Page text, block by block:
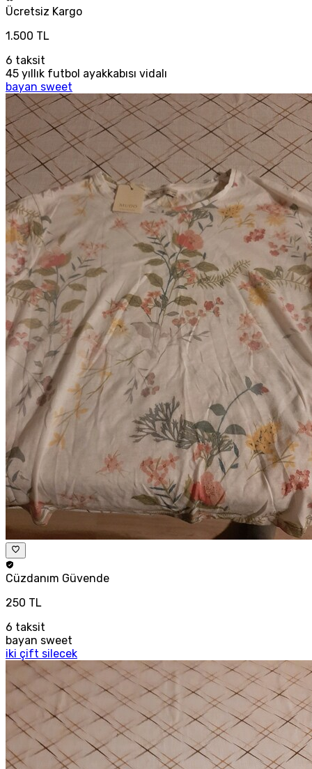
Ücretsiz Kargo
1.500 TL
6 taksit
45 yıllık futbol ayakkabısı vidalı
bayan sweet
Cüzdanım Güvende
250 TL
6 taksit
bayan sweet
iki çift silecek